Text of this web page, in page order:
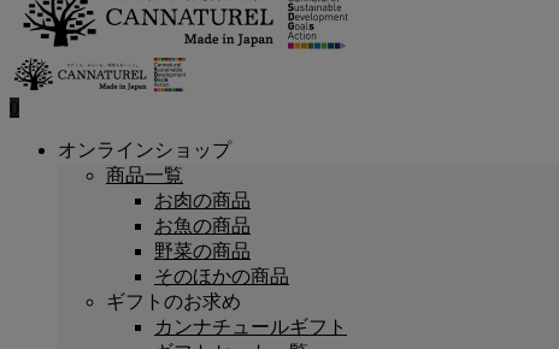
0
オンラインショップ
商品一覧
お肉の商品
お魚の商品
野菜の商品
そのほかの商品
ギフトのお求め
カンナチュールギフト